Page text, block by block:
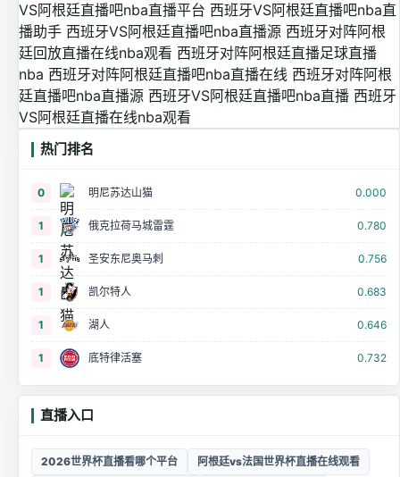
VS阿根廷直播吧nba直播平台 西班牙VS阿根廷直播吧nba直
播助手 西班牙VS阿根廷直播吧nba直播源 西班牙对阵阿根
廷回放直播在线nba观看 西班牙对阵阿根廷直播足球直播
nba 西班牙对阵阿根廷直播吧nba直播在线 西班牙对阵阿根
廷直播吧nba直播源 西班牙VS阿根廷直播吧nba直播 西班牙
VS阿根廷直播在线nba观看
热门排名
0 明尼苏达山猫 0.000
1 俄克拉荷马城雷霆 0.780
1 圣安东尼奥马刺 0.756
1 凯尔特人 0.683
1 湖人 0.646
1 底特律活塞 0.732
直播入口
2026世界杯直播看哪个平台
阿根廷vs法国世界杯直播在线观看